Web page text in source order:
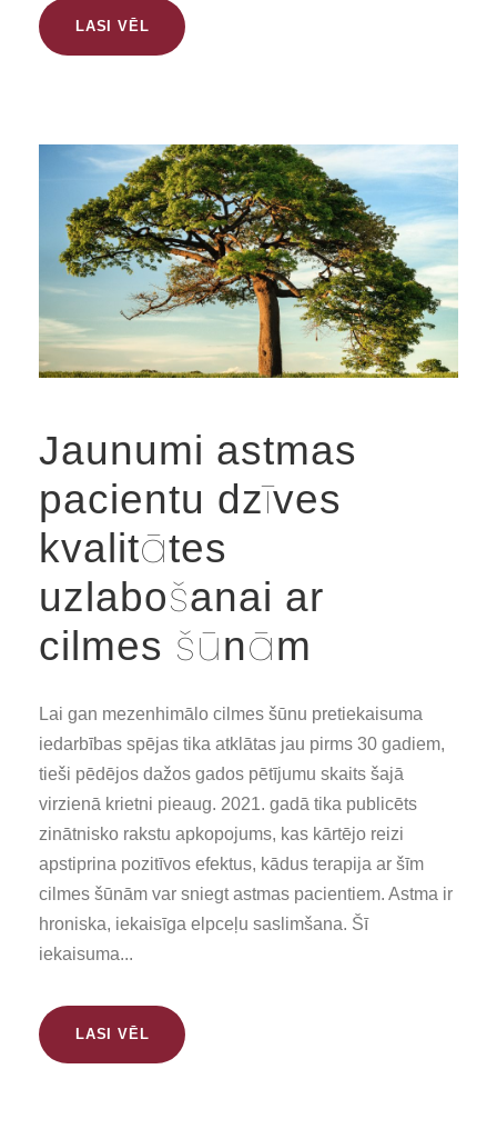
LASI VĒL
Jaunumi astmas
pacientu dzīves
kvalitātes
uzlabošanai ar
cilmes šūnām
Lai gan mezenhimālo cilmes šūnu pretiekaisuma
iedarbības spējas tika atklātas jau pirms 30 gadiem,
tieši pēdējos dažos gados pētījumu skaits šajā
virzienā krietni pieaug. 2021. gadā tika publicēts
zinātnisko rakstu apkopojums, kas kārtējo reizi
apstiprina pozitīvos efektus, kādus terapija ar šīm
cilmes šūnām var sniegt astmas pacientiem. Astma ir
hroniska, iekaisīga elpceļu saslimšana. Šī
iekaisuma...
LASI VĒL